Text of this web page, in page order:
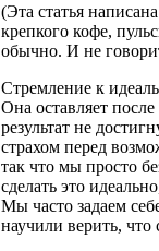
(Эта статья
крепкого кофе,
обычно. И не
Стремление к
Она оставляет после
результат не
страхом перед
так что мы просто
сделать это
Мы часто задаем
научили верить, что